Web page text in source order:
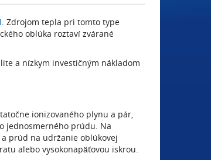
. Zdrojom tepla pri tomto type
oblúka roztaví zvárané
a nízkym investičným nákladom
ionizovaného plynu a pár,
jednosmerného prúdu. Na
prúd na udržanie oblúkovej
alebo vysokonapäťovou iskrou.